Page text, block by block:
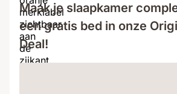
Maak je slaapkamer
een gratis bed in onze
Deal!